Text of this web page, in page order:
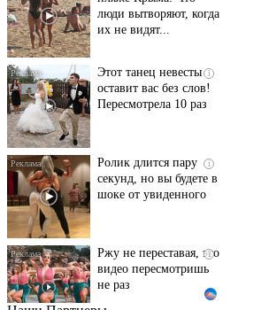
их не видят...
оставит вас без слов!
Пересмотрела 10 раз
секунд, но вы будете в
шоке от увиденного
видео пересмотришь
не раз